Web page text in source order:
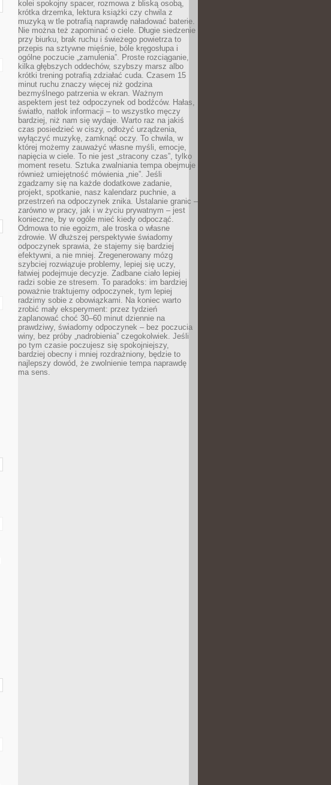
kolei spokojny spacer, rozmowa z bliską osobą,
krótka drzemka, lektura książki czy chwila z
muzyką w tle potrafią naprawdę naładować baterie.
Nie można też zapominać o ciele. Długie siedzenie
przy biurku, brak ruchu i świeżego powietrza to
przepis na sztywne mięśnie, bóle kręgosłupa i
ogólne poczucie „zamulenia”. Proste rozciąganie,
kilka głębszych oddechów, szybszy marsz albo
krótki trening potrafią zdziałać cuda. Czasem 15
minut ruchu znaczy więcej niż godzina
bezmyślnego patrzenia w ekran. Ważnym
aspektem jest też odpoczynek od bodźców. Hałas,
światło, natłok informacji – to wszystko męczy
bardziej, niż nam się wydaje. Warto raz na jakiś
czas posiedzieć w ciszy, odłożyć urządzenia,
wyłączyć muzykę, zamknąć oczy. To chwila, w
której możemy zauważyć własne myśli, emocje,
napięcia w ciele. To nie jest „stracony czas”, tylko
moment resetu. Sztuka zwalniania tempa obejmuje
również umiejętność mówienia „nie”. Jeśli
zgadzamy się na każde dodatkowe zadanie,
projekt, spotkanie, nasz kalendarz puchnie, a
przestrzeń na odpoczynek znika. Ustalanie granic –
zarówno w pracy, jak i w życiu prywatnym – jest
konieczne, by w ogóle mieć kiedy odpocząć.
Odmowa to nie egoizm, ale troska o własne
zdrowie. W dłuższej perspektywie świadomy
odpoczynek sprawia, że stajemy się bardziej
efektywni, a nie mniej. Zregenerowany mózg
szybciej rozwiązuje problemy, lepiej się uczy,
łatwiej podejmuje decyzje. Zadbane ciało lepiej
radzi sobie ze stresem. To paradoks: im bardziej
poważnie traktujemy odpoczynek, tym lepiej
radzimy sobie z obowiązkami. Na koniec warto
zrobić mały eksperyment: przez tydzień
zaplanować choć 30–60 minut dziennie na
prawdziwy, świadomy odpoczynek – bez poczucia
winy, bez próby „nadrobienia” czegokolwiek. Jeśli
po tym czasie poczujesz się spokojniejszy,
bardziej obecny i mniej rozdrażniony, będzie to
najlepszy dowód, że zwolnienie tempa naprawdę
ma sens.